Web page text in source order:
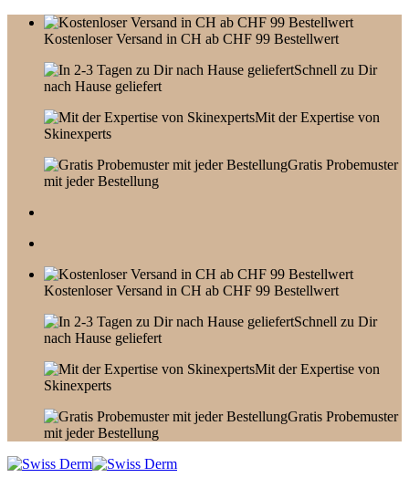
Skip
Kostenloser Versand in CH ab CHF 99 Bestellwert
Schnell zu Dir
nach Hause geliefert
Mit der Expertise von
Skinexperts
Gratis Probemuster
mit jeder Bestellung
Kostenloser Versand in CH ab CHF 99 Bestellwert
Schnell zu Dir
nach Hause geliefert
Mit der Expertise von
Skinexperts
Gratis Probemuster
mit jeder Bestellung